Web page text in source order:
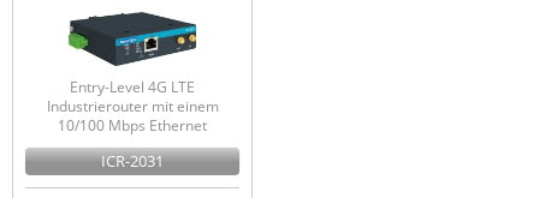
Entry-Level 4G LTE
Industrierouter mit einem
10/100 Mbps Ethernet
ICR-2031